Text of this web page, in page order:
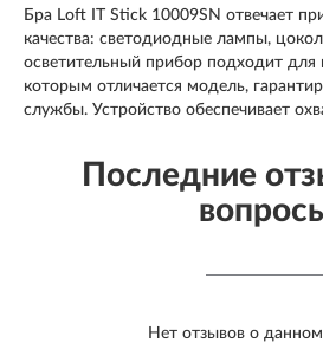
Бра Loft IT Stick 10009SN отвечает
качества: светодиодные лампы,
осветительный прибор подходит для
которым отличается модель,
службы. Устройство обеспечивает
Последние
Нет отзывов о данном